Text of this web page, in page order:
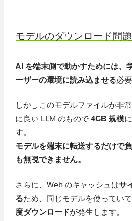
モデルのダウンロード問題
AI を端末側で動かすためには、
ーザーの環境に読み込ませる必
しかしこのモデルファイルが非
に良い LLM のもので 4GB 規模
す。
モデルを端末に転送するだけで
も無視できません。
さらに、Web のキャッシュはサ
るため、同じモデルを使ってい
度ダウンロードが発生します。